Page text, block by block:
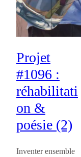
Projet
#1096 :
réhabilitati
on &
poésie (2)
Inventer ensemble